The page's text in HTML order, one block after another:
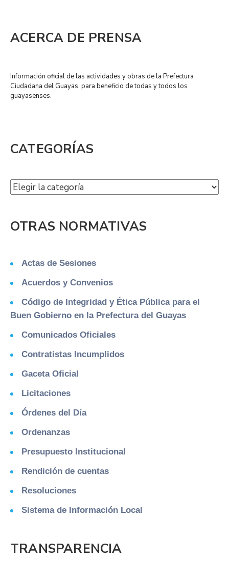
ACERCA DE PRENSA
Información oficial de las actividades y obras de la Prefectura
Ciudadana del Guayas, para beneficio de todas y todos los
guayasenses.
CATEGORÍAS
OTRAS NORMATIVAS
Actas de Sesiones
Acuerdos y Convenios
Código de Integridad y Ética Pública para el
Buen Gobierno en la Prefectura del Guayas
Comunicados Oficiales
Contratistas Incumplidos
Gaceta Oficial
Licitaciones
Órdenes del Día
Ordenanzas
Presupuesto Institucional
Rendición de cuentas
Resoluciones
Sistema de Información Local
TRANSPARENCIA